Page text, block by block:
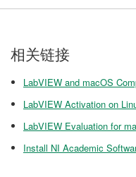
相关链接
LabVIEW and macOS
LabVIEW Activation on
LabVIEW Evaluation for
Install NI Academic